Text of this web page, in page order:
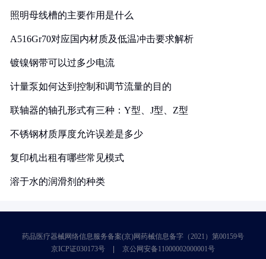
照明母线槽的主要作用是什么
A516Gr70对应国内材质及低温冲击要求解析
镀镍钢带可以过多少电流
计量泵如何达到控制和调节流量的目的
联轴器的轴孔形式有三种：Y型、J型、Z型
不锈钢材质厚度允许误差是多少
复印机出租有哪些常见模式
溶于水的润滑剂的种类
药品医疗器械网络信息服务备案(京)网药械信息备字（2021）第00159号
京ICP证030173号
京公网安备11000002000001号